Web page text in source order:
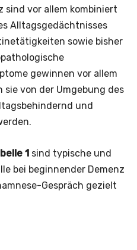
sind vor allem kombiniert
Alltagsgedächtnisses
sowie bisher
gewinnen vor allem
von der Umgebung des
und
1 sind typische und
bei beginnender Demenz
Gespräch gezielt